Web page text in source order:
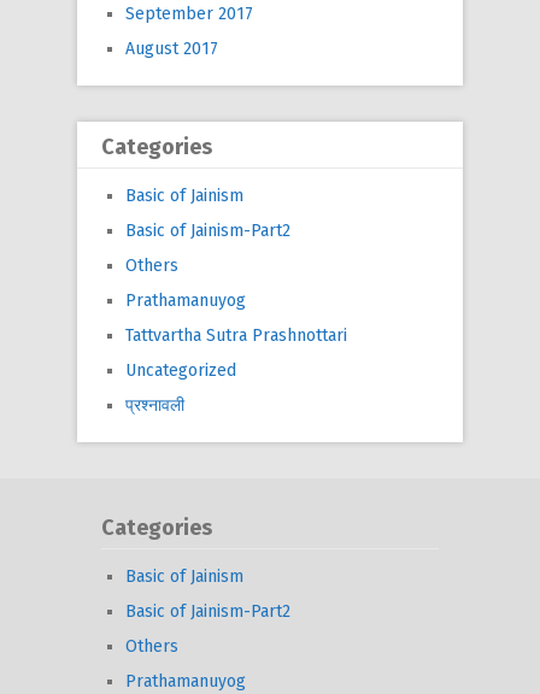
September 2017
August 2017
Categories
Basic of Jainism
Basic of Jainism-Part2
Others
Prathamanuyog
Tattvartha Sutra Prashnottari
Uncategorized
प्रश्नावली
Categories
Basic of Jainism
Basic of Jainism-Part2
Others
Prathamanuyog